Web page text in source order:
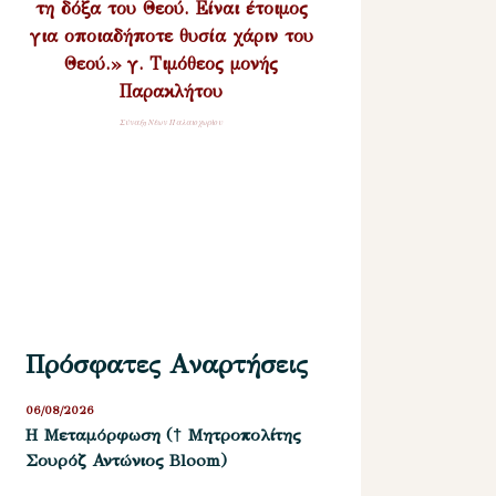
τη δόξα του Θεού. Είναι έτοιμος
για οποιαδήποτε θυσία χάριν του
Θεού.» γ. Τιμόθεος μονής
Παρακλήτου
Σύναξη Νέων Παλαιοχωρίου
Πρόσφατες Αναρτήσεις
Η Μεταμόρφωση († Μητροπολίτης
Σουρόζ Αντώνιος Bloom)
06/08/2026